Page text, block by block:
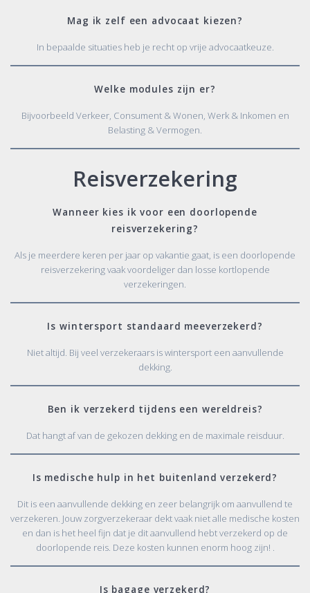
Mag ik zelf een advocaat kiezen?
In bepaalde situaties heb je recht op vrije advocaatkeuze.
Welke modules zijn er?
Bijvoorbeeld Verkeer, Consument & Wonen, Werk & Inkomen en
Belasting & Vermogen.
Reisverzekering
Wanneer kies ik voor een doorlopende
reisverzekering?
Als je meerdere keren per jaar op vakantie gaat, is een doorlopende
reisverzekering vaak voordeliger dan losse kortlopende
verzekeringen.
Is wintersport standaard meeverzekerd?
Niet altijd. Bij veel verzekeraars is wintersport een aanvullende
dekking.
Ben ik verzekerd tijdens een wereldreis?
Dat hangt af van de gekozen dekking en de maximale reisduur.
Is medische hulp in het buitenland verzekerd?
Dit is een aanvullende dekking en zeer belangrijk om aanvullend te
verzekeren. Jouw zorgverzekeraar dekt vaak niet alle medische kosten
en dan is het heel fijn dat je dit aanvullend hebt verzekerd op de
doorlopende reis. Deze kosten kunnen enorm hoog zijn! .
Is bagage verzekerd?